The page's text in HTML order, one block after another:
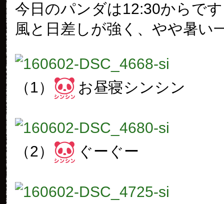
今日のパンダは12:30からで
風と日差しが強く、やや暑い
（1） お昼寝シンシン
（2） ぐーぐー